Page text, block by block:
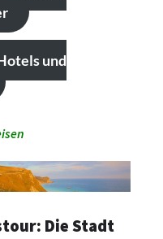
und
Die Stadt